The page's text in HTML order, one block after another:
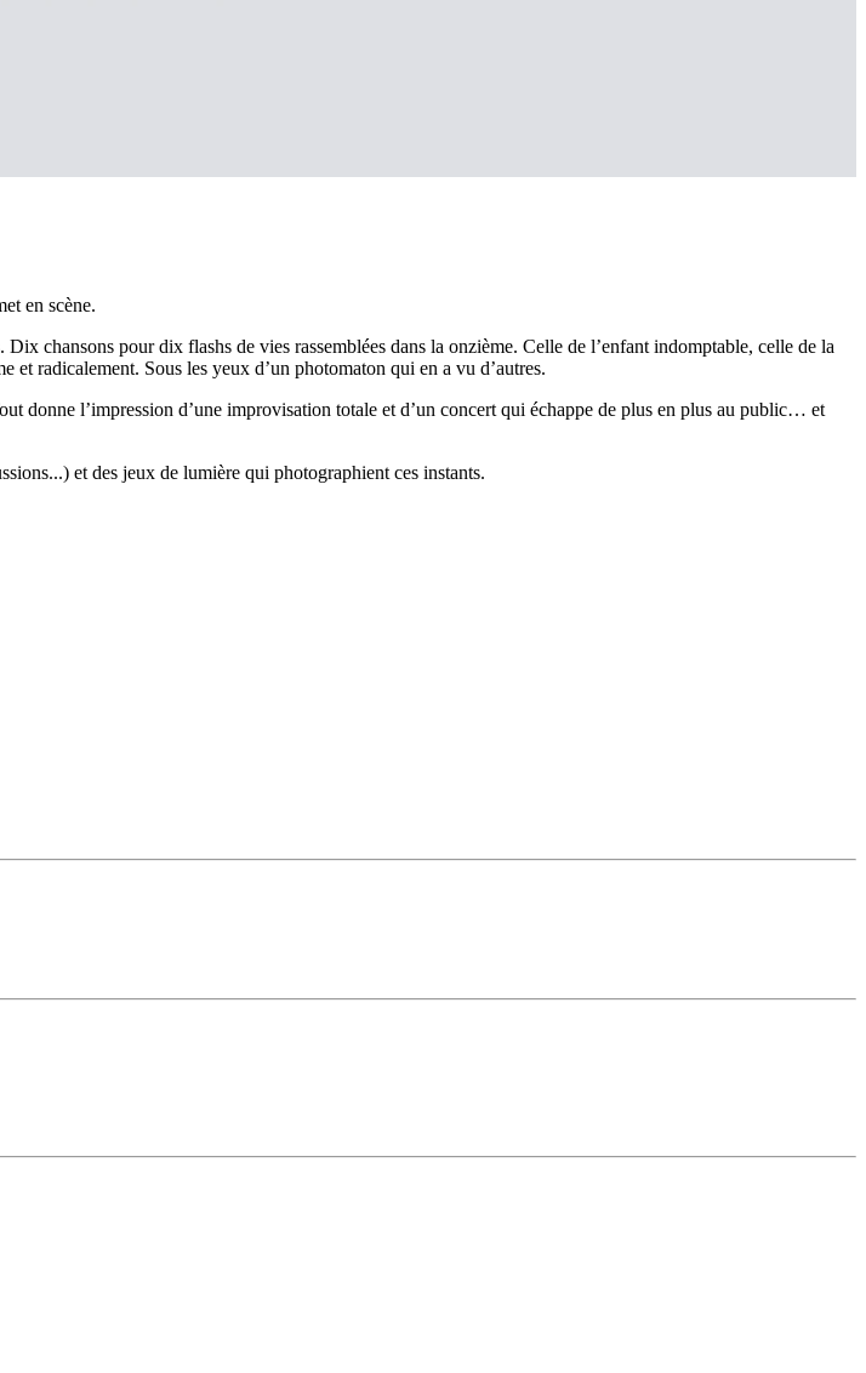
en scène.
chansons pour dix flashs de vies rassemblées dans la onzième. Celle de l’enfant indomptable, celle de la
radicalement. Sous les yeux d’un photomaton qui en a vu d’autres.
donne l’impression d’une improvisation totale et d’un concert qui échappe de plus en plus au public… et
et des jeux de lumière qui photographient ces instants.